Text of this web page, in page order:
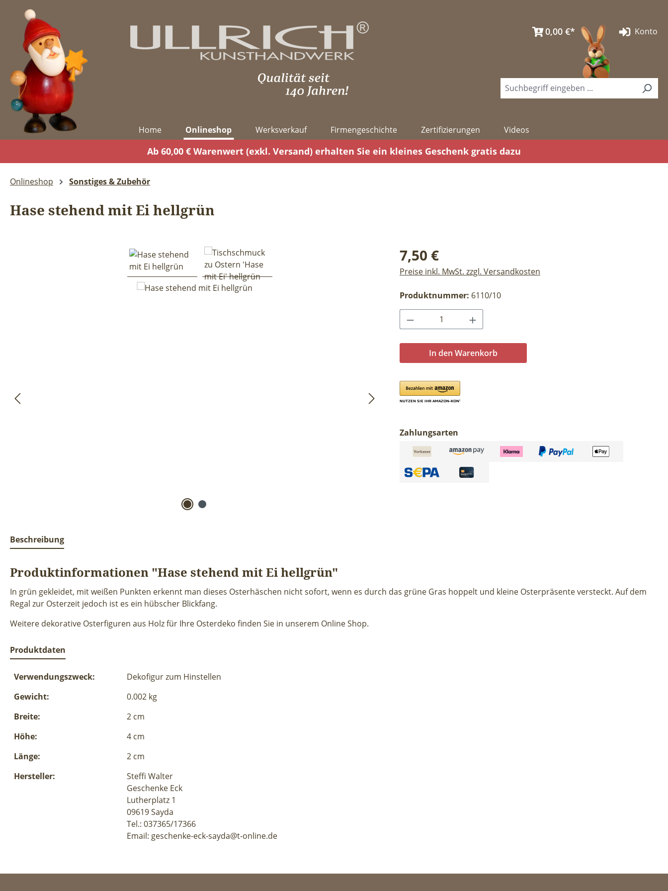
Hauptinhalt springen
Zur Suche springen
Zur Hauptnavigation springen
0,00 €* Konto
Home Onlineshop Werksverkauf Firmengeschichte Zertifizierungen Videos
Ab 60,00 € Warenwert (exkl. Versand) erhalten Sie ein kleines Geschenk gratis dazu
Onlineshop Sonstiges & Zubehör
Hase stehend mit Ei hellgrün
Regulärer Preis:
7,50 €
Preise inkl. MwSt. zzgl. Versandkosten
Produktnummer: 6110/10
Produkt Anzahl: Gib den gewünschten Wert
In den Warenkorb
Zahlungsarten
Beschreibung
Produktinformationen "Hase stehend mit Ei hellgrün"
In grün gekleidet, mit weißen Punkten erkennt man dieses Osterhäschen nicht sofort, wenn es durch das grüne Gras hoppelt und kleine Osterpräsente versteckt. Auf dem
Regal zur Osterzeit jedoch ist es ein hübscher Blickfang.
Weitere dekorative Osterfiguren aus Holz für Ihre Osterdeko finden Sie in unserem Online Shop.
Produktdaten
Verwendungszweck:
Dekofigur zum Hinstellen
Gewicht:
0.002 kg
Breite:
2 cm
Höhe:
4 cm
Länge:
2 cm
Hersteller:
Steffi Walter
Geschenke Eck
Lutherplatz 1
09619 Sayda
Tel.: 037365/17366
Email: geschenke-eck-sayda@t-online.de